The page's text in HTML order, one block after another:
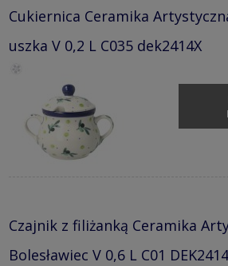
Cukiernica Ceramika
uszka V 0,2 L C035 dek2414X
Czajnik z filiżanką Ceramika
Bolesławiec V 0,6 L C01